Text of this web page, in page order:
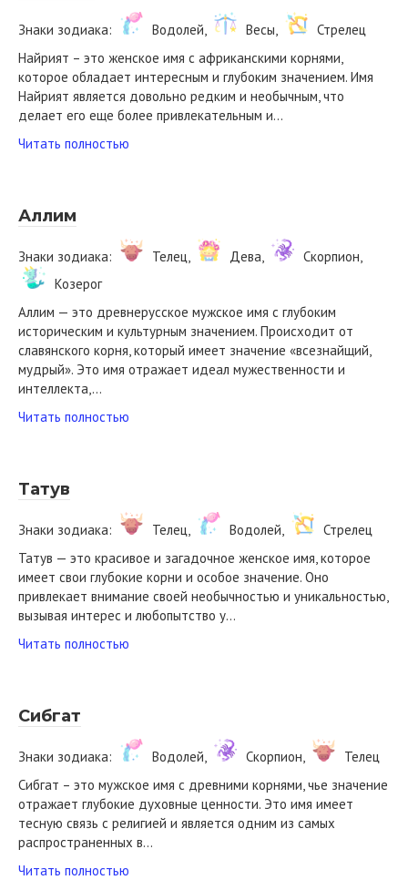
Знаки зодиака: Водолей, Весы,
Стрелец
Найрият – это женское имя с африканскими корнями,
которое обладает интересным и глубоким значением. Имя
Найрият является довольно редким и необычным, что
делает его еще более привлекательным и…
Читать полностью
Аллим
Знаки зодиака: Телец, Дева,
Скорпион,
Козерог
Аллим — это древнерусское мужское имя с глубоким
историческим и культурным значением. Происходит от
славянского корня, который имеет значение «всезнайщий,
мудрый». Это имя отражает идеал мужественности и
интеллекта,…
Читать полностью
Татув
Знаки зодиака: Телец, Водолей,
Стрелец
Татув — это красивое и загадочное женское имя, которое
имеет свои глубокие корни и особое значение. Оно
привлекает внимание своей необычностью и уникальностью,
вызывая интерес и любопытство у…
Читать полностью
Сибгат
Знаки зодиака: Водолей, Скорпион,
Телец
Сибгат – это мужское имя с древними корнями, чье значение
отражает глубокие духовные ценности. Это имя имеет
тесную связь с религией и является одним из самых
распространенных в…
Читать полностью